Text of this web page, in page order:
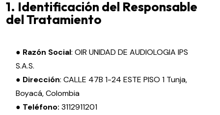
1. Identificación del Responsable
del Tratamiento
● Razón Social: OIR UNIDAD DE AUDIOLOGIA IPS
S.A.S.
● Dirección: CALLE 47B 1-24 ESTE PISO 1 Tunja,
Boyacá, Colombia
● Teléfono: 3112911201